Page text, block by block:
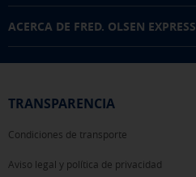
ACERCA DE FRED. OLSEN EXPRESS
TRANSPARENCIA
Condiciones de transporte
Aviso legal y política de privacidad